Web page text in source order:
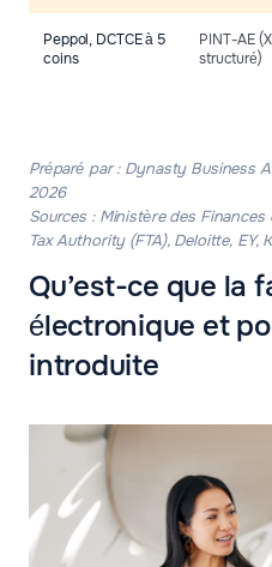
Peppol, DCTCE à 5
coins
PINT-AE
structuré)
Préparé par : Dynasty Business
2026
Sources : Ministère des Finances
Tax Authority (FTA), Deloitte, EY,
Qu’est-ce que la
électronique et
introduite